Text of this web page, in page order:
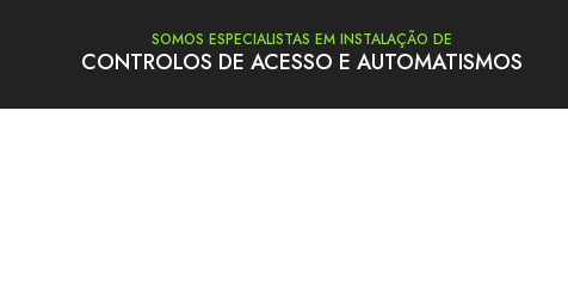
SOMOS ESPECIALISTAS EM INSTALAÇÃO DE
CONTROLOS DE ACESSO E AUTOMATISMOS